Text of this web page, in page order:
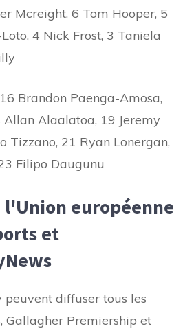
Mcreight, 6 Tom Hooper, 5
4 Nick Frost, 3 Taniela
Brandon Paenga-Amosa,
Allan Alaalatoa, 19 Jeremy
Tizzano, 21 Ryan Lonergan,
Filipo Daugunu
l'Union européenne
et
peuvent diffuser tous les
Gallagher Premiership et